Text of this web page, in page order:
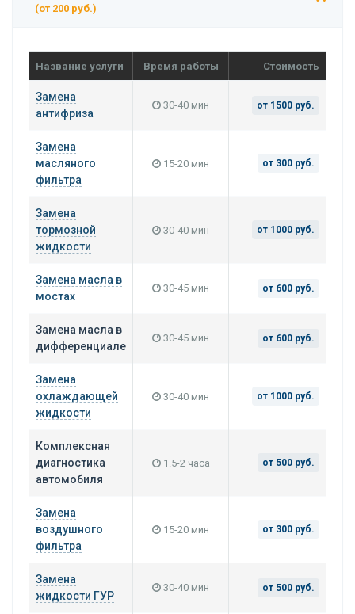
(от 200 руб.)
Название услуги Время работы Стоимость
Замена
антифриза
30-40 мин от 1500 руб.
Замена
масляного
фильтра
15-20 мин от 300 руб.
Замена
тормозной
жидкости
30-40 мин от 1000 руб.
Замена масла в
мостах
30-45 мин от 600 руб.
Замена масла в
дифференциале
30-45 мин от 600 руб.
Замена
охлаждающей
жидкости
30-40 мин от 1000 руб.
Комплексная
диагностика
автомобиля
1.5-2 часа от 500 руб.
Замена
воздушного
фильтра
15-20 мин от 300 руб.
Замена
жидкости ГУР
30-40 мин от 500 руб.